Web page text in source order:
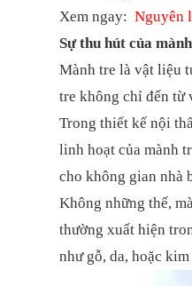
Xem ngay:Nguyên
Sự thu hút của
Mành tre là vật liệu
tre không chỉ đến từ
Trong thiết kế nội
linh hoạt của mành
cho không gian nhà
Không những thế,
thường xuất hiện
như gỗ, da, hoặc